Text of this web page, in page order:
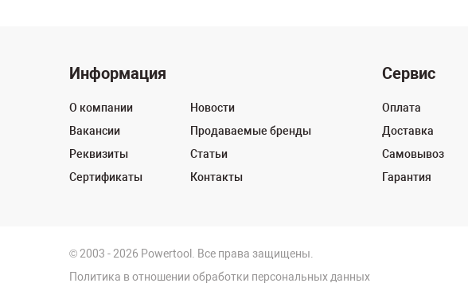
Информация
О компании
Вакансии
Реквизиты
Сертификаты
Новости
Продаваемые бренды
Статьи
Контакты
Сервис
Оплата
Доставка
Самовывоз
Гарантия
© 2003 - 2026 Powertool. Все права защищены.
Политика в отношении обработки персональных данных